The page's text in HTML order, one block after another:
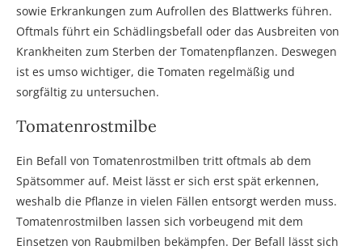
sowie Erkrankungen zum Aufrollen des Blattwerks führen.
Oftmals führt ein Schädlingsbefall oder das Ausbreiten von
Krankheiten zum Sterben der Tomatenpflanzen. Deswegen
ist es umso wichtiger, die Tomaten regelmäßig und
sorgfältig zu untersuchen.
Tomatenrostmilbe
Ein Befall von Tomatenrostmilben tritt oftmals ab dem
Spätsommer auf. Meist lässt er sich erst spät erkennen,
weshalb die Pflanze in vielen Fällen entsorgt werden muss.
Tomatenrostmilben lassen sich vorbeugend mit dem
Einsetzen von Raubmilben bekämpfen. Der Befall lässt sich